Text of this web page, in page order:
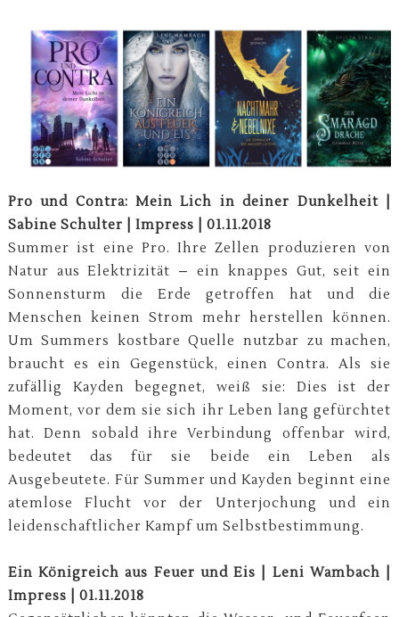
Pro und Contra: Mein Lich in deiner Dunkelheit |
Sabine Schulter | Impress | 01.11.2018
Summer ist eine Pro. Ihre Zellen produzieren von
Natur aus Elektrizität – ein knappes Gut, seit ein
Sonnensturm die Erde getroffen hat und die
Menschen keinen Strom mehr herstellen können.
Um Summers kostbare Quelle nutzbar zu machen,
braucht es ein Gegenstück, einen Contra. Als sie
zufällig Kayden begegnet, weiß sie: Dies ist der
Moment, vor dem sie sich ihr Leben lang gefürchtet
hat. Denn sobald ihre Verbindung offenbar wird,
bedeutet das für sie beide ein Leben als
Ausgebeutete. Für Summer und Kayden beginnt eine
atemlose Flucht vor der Unterjochung und ein
leidenschaftlicher Kampf um Selbstbestimmung.
Ein Königreich aus Feuer und Eis | Leni Wambach |
Impress | 01.11.2018